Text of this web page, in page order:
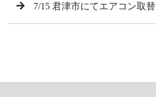
7/15 君津市にてエアコン取替